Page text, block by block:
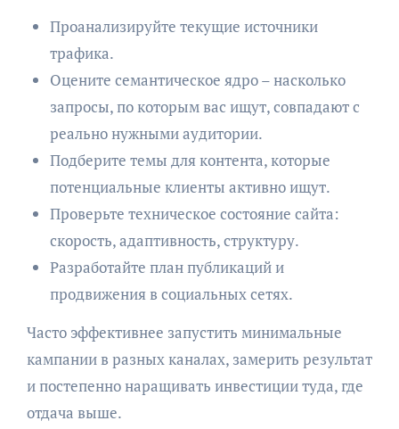
Проанализируйте текущие источники
трафика.
Оцените семантическое ядро – насколько
запросы, по которым вас ищут, совпадают с
реально нужными аудитории.
Подберите темы для контента, которые
потенциальные клиенты активно ищут.
Проверьте техническое состояние сайта:
скорость, адаптивность, структуру.
Разработайте план публикаций и
продвижения в социальных сетях.
Часто эффективнее запустить минимальные
кампании в разных каналах, замерить результат
и постепенно наращивать инвестиции туда, где
отдача выше.